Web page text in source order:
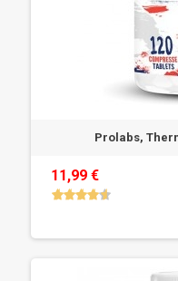
Prolabs,
11,99 €